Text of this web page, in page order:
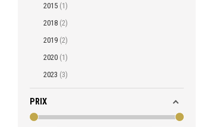
2015 1
2018 2
2019 2
2020 1
2023 3
PRIX